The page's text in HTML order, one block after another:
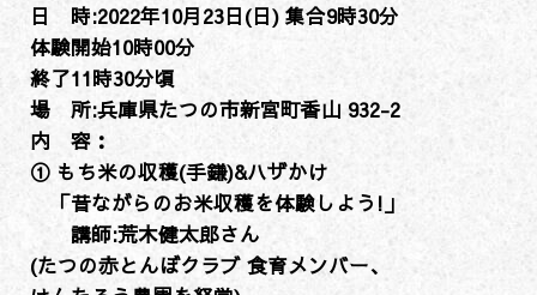
日 時:2022年10月23日(日) 集合9時30分
体験開始10時00分
終了11時30分頃
場 所:兵庫県たつの市新宮町香山 932-2
内 容：
① もち米の収穫(手鎌)&ハザかけ
「昔ながらのお米収穫を体験しよう!」
講師:荒木健太郎さん
(たつの赤とんぼクラブ 食育メンバー、